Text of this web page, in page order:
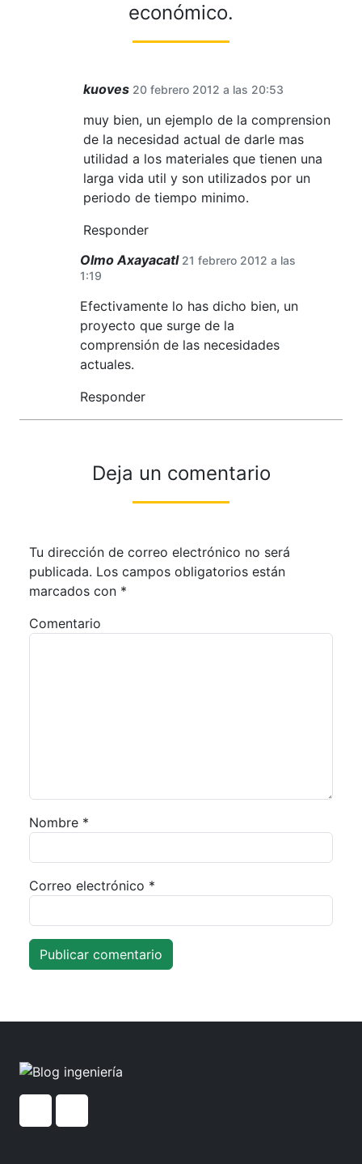
económico.
kuoves 20 febrero 2012 a las 20:53
muy bien, un ejemplo de la comprension
de la necesidad actual de darle mas
utilidad a los materiales que tienen una
larga vida util y son utilizados por un
periodo de tiempo minimo.
Responder
Olmo Axayacatl 21 febrero 2012 a las
1:19
Efectivamente lo has dicho bien, un
proyecto que surge de la
comprensión de las necesidades
actuales.
Responder
Deja un comentario
Tu dirección de correo electrónico no será
publicada. Los campos obligatorios están
marcados con *
Comentario
Nombre *
Correo electrónico *